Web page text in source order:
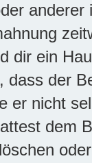
dir ein
dass der
er nicht
dem